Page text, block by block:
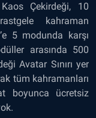
Çekirdeği, 10
kahraman
5 modunda karşı
arasında 500
Avatar Sınırı yer
tüm kahramanları
boyunca ücretsiz